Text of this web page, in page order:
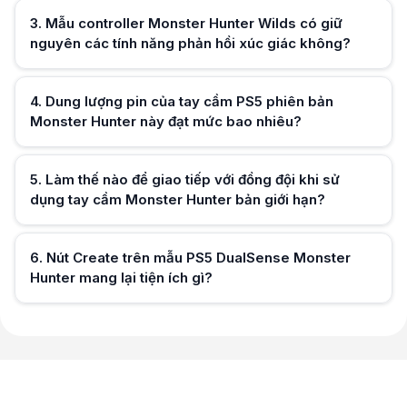
Hữu ích (0)
Hữu ích (0)
3. Mẫu controller Monster Hunter Wilds có giữ
nguyên các tính năng phản hồi xúc giác không?
Hữu ích (0)
4. Dung lượng pin của tay cầm PS5 phiên bản
Monster Hunter này đạt mức bao nhiêu?
Hữu ích (0)
5. Làm thế nào để giao tiếp với đồng đội khi sử
dụng tay cầm Monster Hunter bản giới hạn?
6. Nút Create trên mẫu PS5 DualSense Monster
Hunter mang lại tiện ích gì?